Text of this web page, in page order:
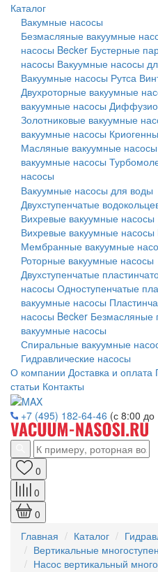
Каталог
Вакумные насосы
Безмасляные вакуумные
насосы Becker Бустерные
насосы Вакуумные насосы
Вакуумные насосы Рутса
Двухроторные вакуумные
вакуумные насосы
Золотниковые вакуумные
вакуумные насосы
Масляные вакуумные насосы
вакуумные насосы
насосы
Вакуумные насосы для воды
Двухступенчатые
Вихревые вакуумные насосы
Вихревые вакуумные насосы
Мембранные вакуумные
Роторные вакуумные насосы
Двухступенчатые
насосы Одноступенчатые
вакуумные насосы
насосы Becker Безмасляные
вакуумные насосы
Спиральные вакуумные
Гидравлические насосы
О компании Доставка и оплата
статьи Контакты
+7 (495) 182-64-46 (с 8:00 до
0
0
0
Главная
Каталог
Вертикальные
Насос вертикальный